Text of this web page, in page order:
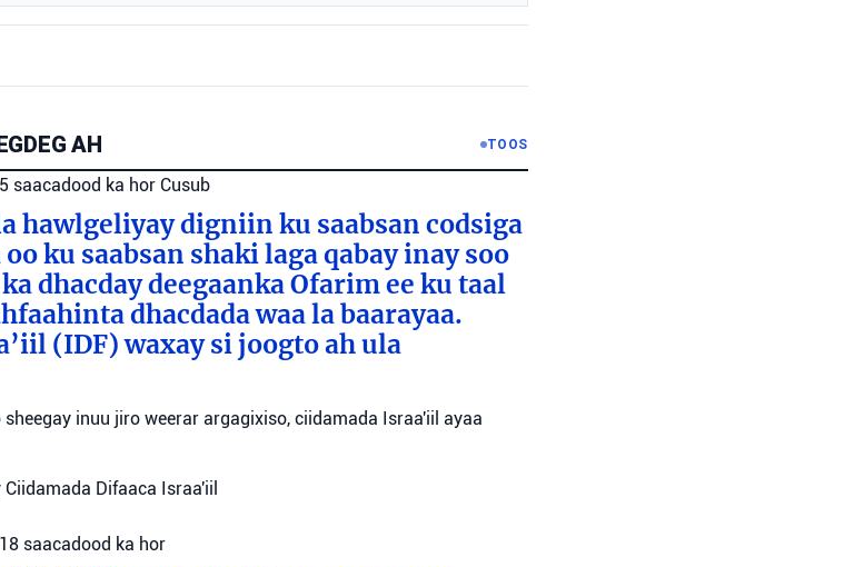
AH TOOS
5 saacadood ka hor Cusub
hawlgeliyay digniin ku saabsan codsiga
ku saabsan shaki laga qabay inay soo
dhacday deegaanka Ofarim ee ku taal
dhacdada waa la baarayaa.
(IDF) waxay si joogto ah ula
inuu jiro weerar argagixiso, ciidamada Israa'iil ayaa
Difaaca Israa'iil
18 saacadood ka hor